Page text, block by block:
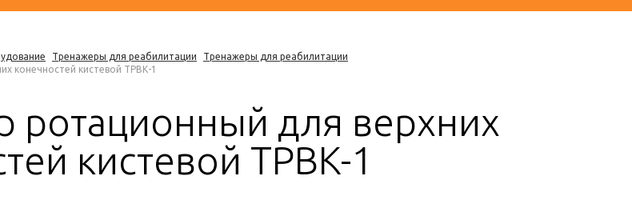
Тренажеры для реабилитации
Тренажеры для реабилитации
конечностей кистевой ТРВК-1
ротационный для верхних
кистевой ТРВК-1